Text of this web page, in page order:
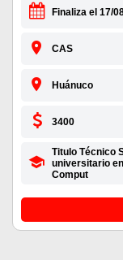
Finaliza el 17/
CAS
Huánuco
3400
Titulo Técnico
universitario
Comput